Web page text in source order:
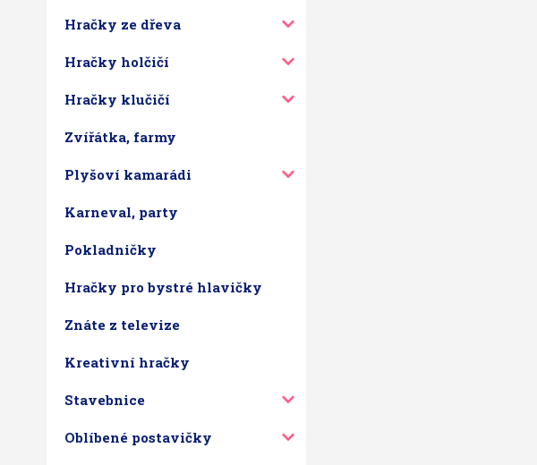
Hračky ze dřeva
Hračky holčičí
Hračky klučičí
Zvířátka, farmy
Plyšoví kamarádi
Karneval, party
Pokladničky
Hračky pro bystré hlavičky
Znáte z televize
Kreativní hračky
Stavebnice
Oblíbené postavičky